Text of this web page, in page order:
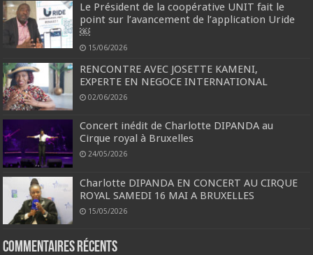
Le Président de la coopérative UNIT fait le
point sur l’avancement de l’application Uride
￼
15/06/2026
RENCONTRE AVEC JOSETTE KAMENI,
EXPERTE EN NEGOCE INTERNATIONAL
02/06/2026
Concert inédit de Charlotte DIPANDA au
Cirque royal à Bruxelles
24/05/2026
Charlotte DIPANDA EN CONCERT AU CIRQUE
ROYAL SAMEDI 16 MAI A BRUXELLES
15/05/2026
Commentaires récents